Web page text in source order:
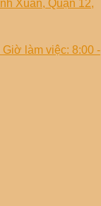
Xuân, Quận 12,
làm việc: 8:00 -